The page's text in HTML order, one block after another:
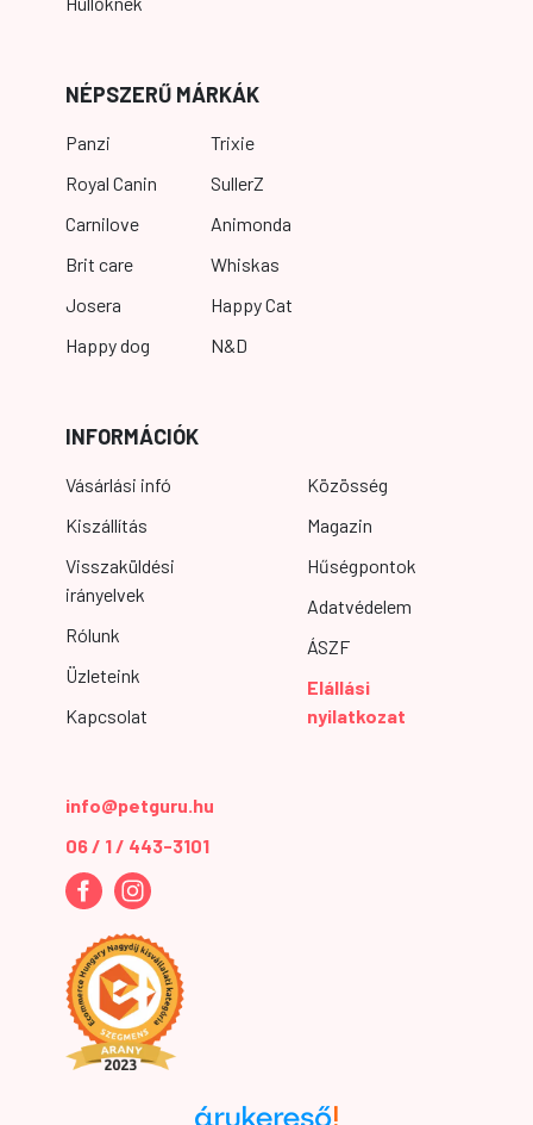
NÉPSZERŰ MÁRKÁK
Panzi
Royal Canin
Carnilove
Brit care
Josera
Happy dog
Trixie
SullerZ
Animonda
Whiskas
Happy Cat
N&D
INFORMÁCIÓK
Vásárlási infó
Kiszállítás
Visszaküldési
irányelvek
Rólunk
Üzleteink
Kapcsolat
Közösség
Magazin
Hűségpontok
Adatvédelem
ÁSZF
Elállási
nyilatkozat
info@petguru.hu
06 / 1 / 443-3101